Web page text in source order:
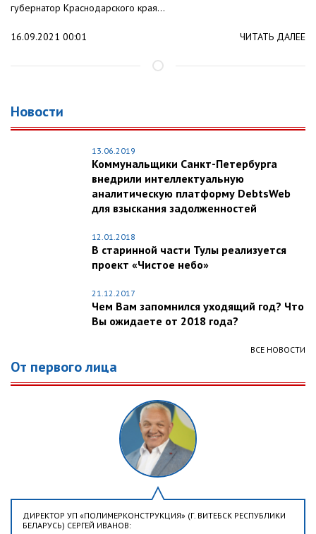
губернатор Краснодарского края...
16.09.2021 00:01 ЧИТАТЬ ДАЛЕЕ
Новости
13.06.2019
Коммунальщики Санкт-Петербурга
внедрили интеллектуальную
аналитическую платформу DebtsWeb
для взыскания задолженностей
12.01.2018
В старинной части Тулы реализуется
проект «Чистое небо»
21.12.2017
Чем Вам запомнился уходящий год? Что
Вы ожидаете от 2018 года?
ВСЕ НОВОСТИ
От первого лица
ДИРЕКТОР УП «ПОЛИМЕРКОНСТРУКЦИЯ» (Г. ВИТЕБСК РЕСПУБЛИКИ
БЕЛАРУСЬ) СЕРГЕЙ ИВАНОВ: